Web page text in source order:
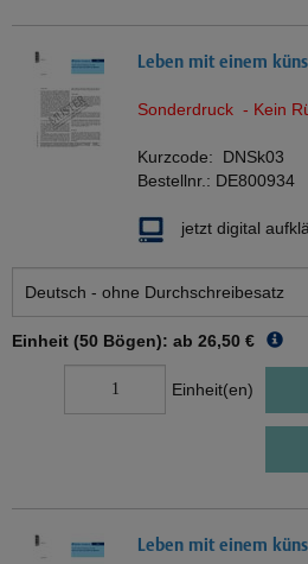
Leben mit einem
Sonderdruck - Kein
Kurzcode: DNSk03
Bestellnr.: DE800934
jetzt digital
Einheit (50 Bögen): ab 26,50 €
Einheit(en)
Leben mit einem